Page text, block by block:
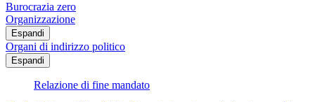
Burocrazia zero
Organizzazione
Espandi
Organi di indirizzo politico
Espandi
Relazione di fine mandato